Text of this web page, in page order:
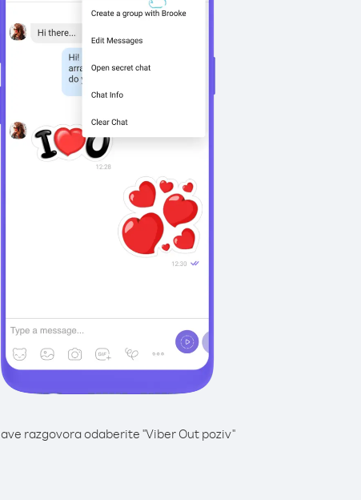
razgovora odaberite "Viber Out poziv"